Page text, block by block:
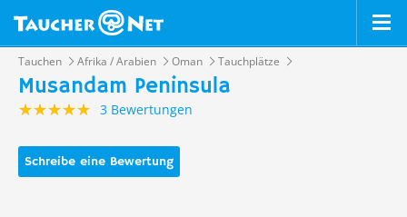
Tauchen Afrika / Arabien Oman Tauchplätze
Musandam Peninsula
3 Bewertungen
Schreibe eine Bewertung